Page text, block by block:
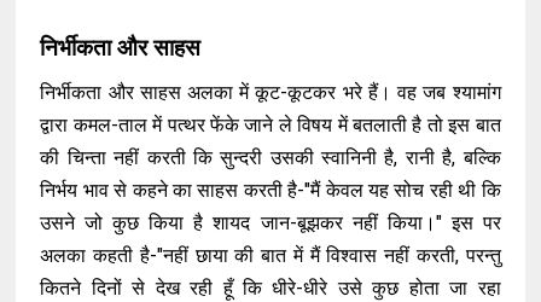
निर्भीकता और साहस
निर्भीकता और साहस अलका में कूट-कूटकर भरे हैं। वह जब श्यामांग
द्वारा कमल-ताल में पत्थर फेंके जाने ले विषय में बतलाती है तो इस बात
की चिन्ता नहीं करती कि सुन्दरी उसकी स्वानिनी है, रानी है, बल्कि
निर्भय भाव से कहने का साहस करती है-"मैं केवल यह सोच रही थी कि
उसने जो कुछ किया है शायद जान-बूझकर नहीं किया।" इस पर
अलका कहती है-"नहीं छाया की बात में मैं विश्वास नहीं करती, परन्तु
कितने दिनों से देख रही हूँ कि धीरे-धीरे उसे कुछ होता जा रहा